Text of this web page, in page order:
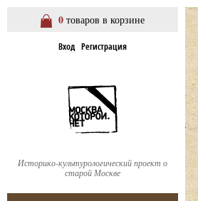
0 товаров в корзине
Вход Регистрация
Историко-культурологический проект о
старой Москве